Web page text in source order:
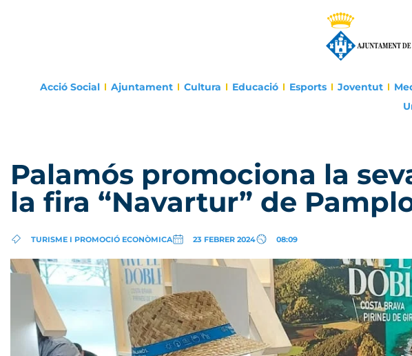
Acció Social Ajuntament Cultura Educació Esports Joventut
Palamós promociona la
la fira “Navartur” de
TURISME I PROMOCIÓ ECONÒMICA 23 FEBRER 2024 08:09